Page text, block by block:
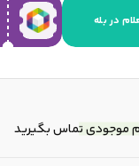
در بله
موجودی تماس بگیرید